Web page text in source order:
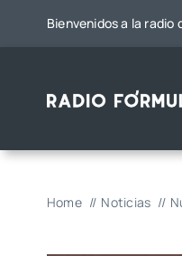
Bienvenidos a la radio
Home Noticias